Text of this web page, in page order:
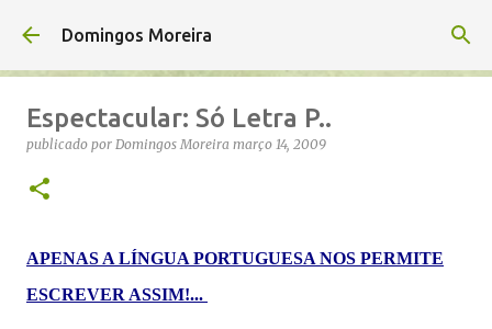
Avançar para o conteúdo principal
Domingos Moreira
Espectacular: Só Letra P..
publicado por Domingos Moreira março 14, 2009
APENAS A LÍNGUA PORTUGUESA NOS PERMITE
ESCREVER ASSIM!...